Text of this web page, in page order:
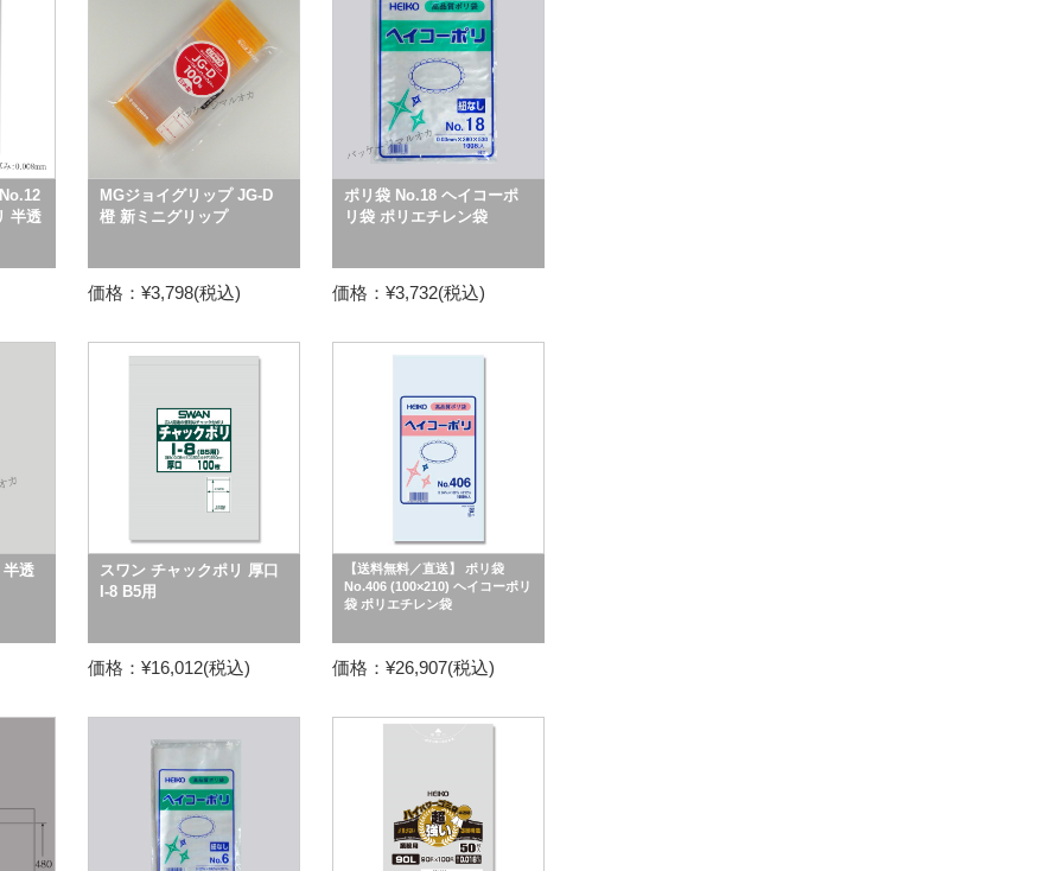
半透
MGジョイグリップ JG-D
橙 新ミニグリップ
価格：¥3,798(税込)
ポリ袋 No.18 ヘイコーポ
リ袋 ポリエチレン袋
価格：¥3,732(税込)
透
スワン チャックポリ 厚口
I-8 B5用
価格：¥16,012(税込)
【送料無料／直送】 ポリ袋
No.406 (100×210) ヘイコーポリ
袋 ポリエチレン袋
価格：¥26,907(税込)